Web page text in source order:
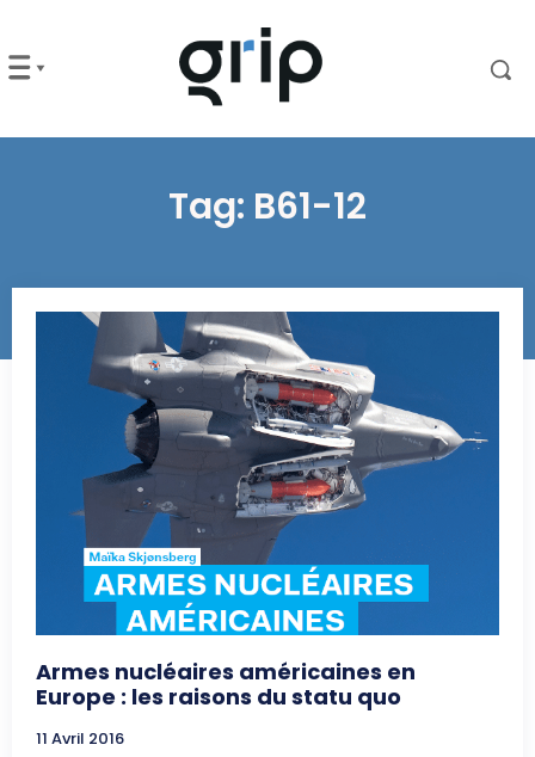
Tag: B61-12
Armes nucléaires américaines en
Europe : les raisons du statu quo
11 Avril 2016